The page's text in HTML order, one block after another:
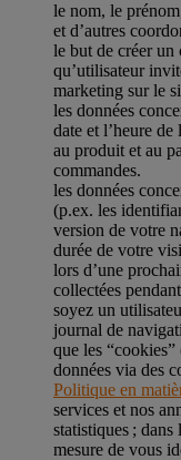
le nom, le
et d’autres
le but de créer un
qu’utilisateur
marketing sur le
les données
date et l’heure
au produit et au
commandes.
les données
(p.ex. les
version de votre
durée de votre
lors d’une
collectées
soyez un
journal de
que les
données via des
Politique en
services et nos
statistiques ; dans
mesure de vous